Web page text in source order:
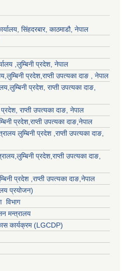
सिंहदरबार, काठमाडौ, नेपाल
,लुम्बिनी प्रदेश, नेपाल
लुम्बिनी प्रदेश,राप्ती उपत्यका दाङ , नेपाल
लुम्बिनी प्रदेश, राप्ती उपत्यका दाङ,
प्रदेश, राप्ती उपत्यका दाङ, नेपाल
प्रदेश,राप्ती उपत्यका दाङ,नेपाल
लुम्बिनी प्रदेश ,राप्ती उपत्यका दाङ,
लुम्बिनी प्रदेश,राप्ती उपत्यका दाङ,
प्रदेश ,राप्ती उपत्यका दाङ,नेपाल
प्रयोजन)
विभाग
मन्त्रालय
कार्यक्रम (LGCDP)